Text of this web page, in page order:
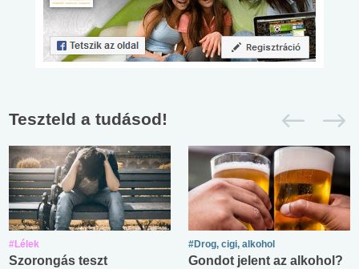
Teszteld a tudásod!
#Lélek
Szorongás teszt
#Drog, cigi, alkohol
Gondot jelent az alkohol?